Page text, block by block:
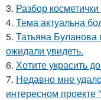
3. Разбор
4. Тема актуальна
5. Татьяна Буланова
ожидали увидеть.
6. Хотите украсить
7. Недавно мне
интересном